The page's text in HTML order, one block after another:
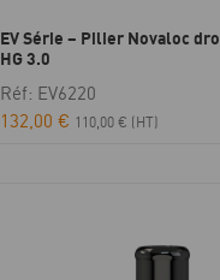
EV Série – Pilier Novaloc
HG 3.0
Réf: EV6220
132,00 € 110,00 € (HT)